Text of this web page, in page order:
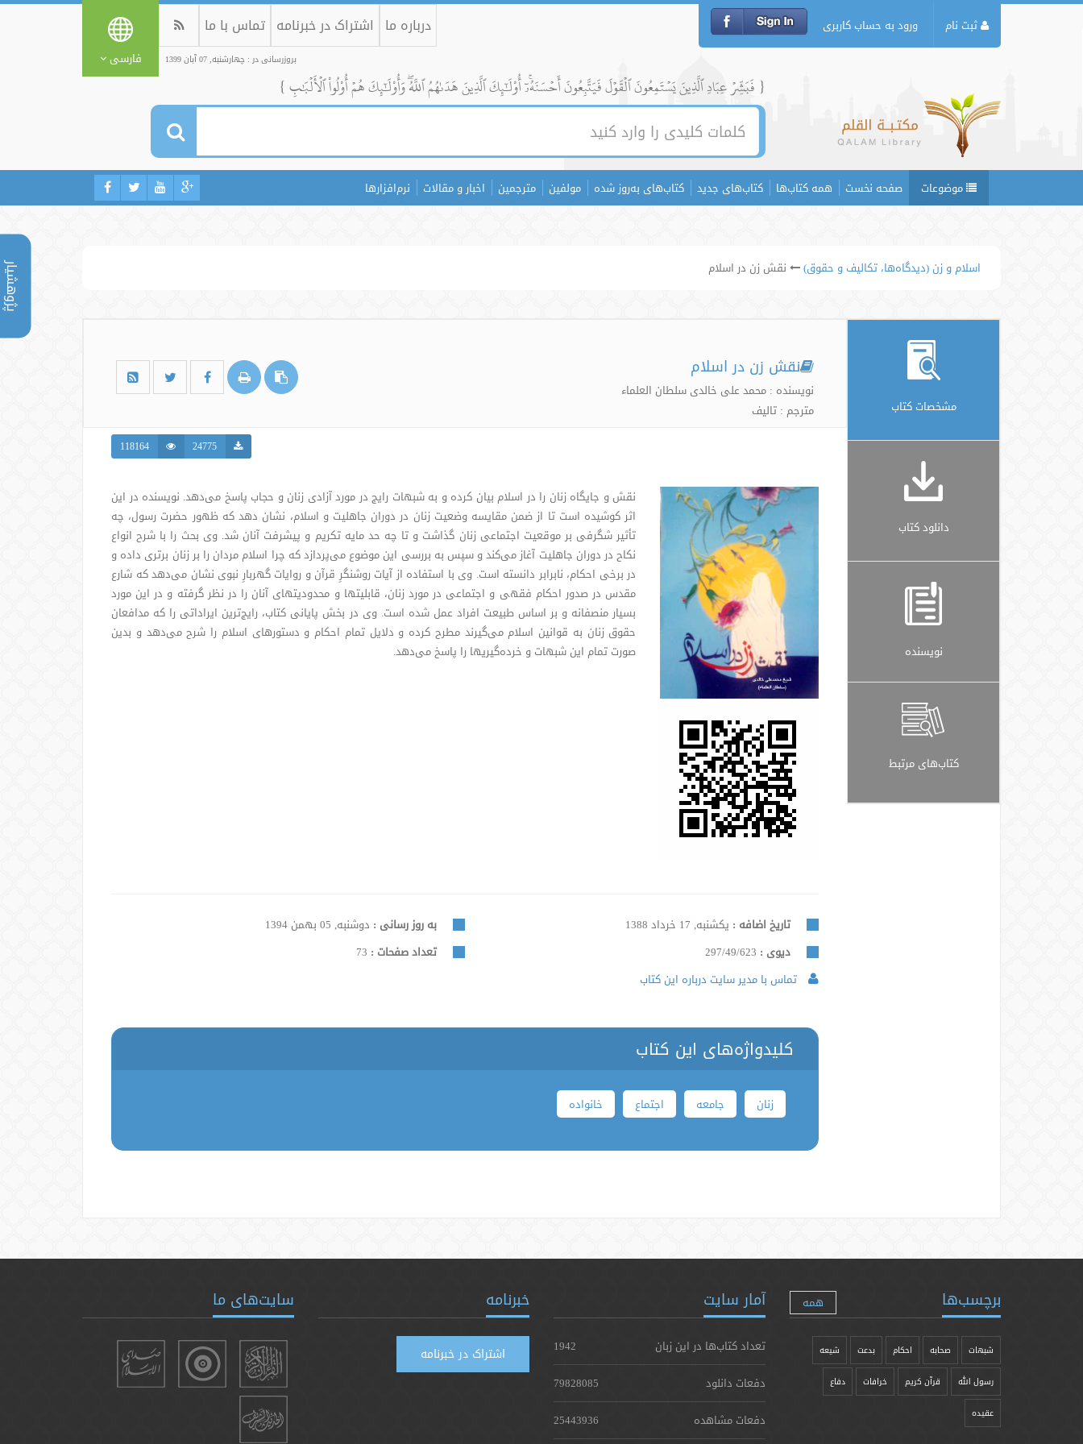
پژوهشیار
ثبت نام ورود به حساب کاربری درباره ما اشتراک در خبرنامه تماس با ما
بروزرسانی در : چهارشنبه, 07 آبان 1399 فارسی
{ فَبَشِّرۡ عِبَادِ ٱلَّذِينَ يَسۡتَمِعُونَ ٱلۡقَوۡلَ فَيَتَّبِعُونَ أَحۡسَنَهُۥٓۚ أُوْلَٰٓئِكَ ٱلَّذِينَ هَدَىٰهُمُ ٱللَّهُۖ وَأُوْلَٰٓئِكَ هُمۡ أُوْلُواْ ٱلۡأَلۡبَٰبِ }
موضوعات صفحه نخست همه کتاب‌ها کتاب‌های جدید کتاب‌های به‌روز شده مولفین مترجمین اخبار و مقالات نرم‌افزارها
اسلام و زن (دیدگاه‌ها، تکالیف و حقوق) نقش زن در اسلام
مشخصات کتاب
دانلود کتاب
نویسنده
کتاب‌های مرتبط
نقش زن در اسلام
نویسنده : محمد علی خالدی سلطان العلماء
مترجم : تالیف
24775
118164
نقش و جایگاه زنان را در اسلام بیان کرده و به شبهات رایج در مورد آزادی زنان و حجاب پاسخ می‌دهد. نویسنده در این
اثر کوشیده است تا از ضمن مقایسه وضعیت زنان در دوران جاهلیت و اسلام، نشان دهد که ظهور حضرت رسول، چه
تأثیر شگرفی بر موقعیت اجتماعی زنان گذاشت و تا چه حد مایه تکریم و پیشرفت آنان شد. وی بحث را با شرح انواع
نکاح در دوران جاهلیت آغاز می‌کند و سپس به بررسی این موضوع می‌پردازد که چرا اسلام مردان را بر زنان برتری داده و
در برخی احکام، نابرابر دانسته است. وی با استفاده از آیات روشنگرِ قرآن و روایات گهربارِ نبوی نشان می‌دهد که شارع
مقدس در صدور احکام فقهی و اجتماعی در مورد زنان، قابلیتها و محدودیتهای آنان را در نظر گرفته و در این مورد
بسیار منصفانه و بر اساس طبیعت افراد عمل شده است. وی در بخش پایانی کتاب، رایج‌ترین ایراداتی را که مدافعان
حقوق زنان به قوانین اسلام می‌گیرند مطرح کرده و دلایل تمام احکام و دستورهای اسلام را شرح می‌دهد و بدین
صورت تمام این شبهات و خرده‌گیریها را پاسخ می‌دهد.
تاریخ اضافه : یکشنبه, 17 خرداد 1388 به روز رسانی : دوشنبه, 05 بهمن 1394
دیوی : 297/49/623 تعداد صفحات :
تماس با مدیر سایت درباره این کتاب
کلیدواژه‌های این کتاب
زنان جامعه اجتماع خانواده
برچسب‌ها همه
شبهات صحابه احکام بدعت شیعه
رسول الله قرآن کریم خرافات دفاع
عقیده
آمار سایت
تعداد کتاب‌ها در این زبان
1942
دفعات دانلود
79828085
دفعات مشاهده
25443936
خبرنامه
اشتراک در خبرنامه
سایت‌های ما